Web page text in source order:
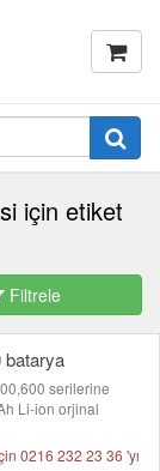
için etiket
Filtrele
batarya
serilerine
Li-ion orjinal
0216 232 23 36 'yı